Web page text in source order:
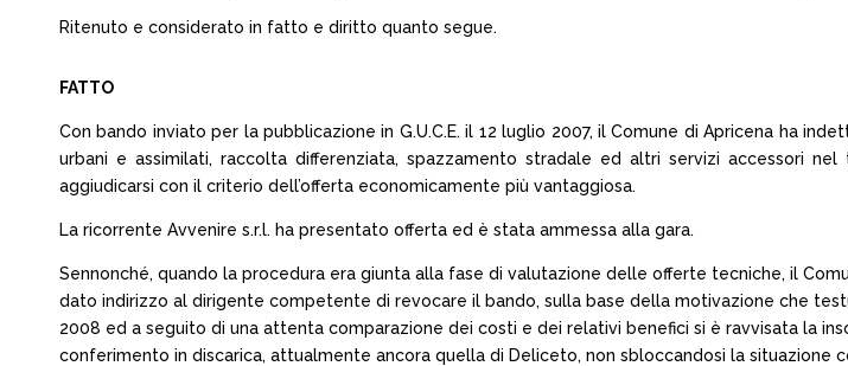
Ritenuto e considerato in fatto e diritto quanto segue.
FATTO
Con bando inviato per la pubblicazione in G.U.C.E. il 12 luglio 2007, il Comune di Apricena ha
urbani e assimilati, raccolta differenziata, spazzamento stradale ed altri servizi accessori
aggiudicarsi con il criterio dell’offerta economicamente più vantaggiosa.
La ricorrente Avvenire s.r.l. ha presentato offerta ed è stata ammessa alla gara.
Sennonché, quando la procedura era giunta alla fase di valutazione delle offerte tecniche, il
dato indirizzo al dirigente competente di revocare il bando, sulla base della motivazione che
2008 ed a seguito di una attenta comparazione dei costi e dei relativi benefici si è ravvisata la
conferimento in discarica, attualmente ancora quella di Deliceto, non sbloccandosi la situazione